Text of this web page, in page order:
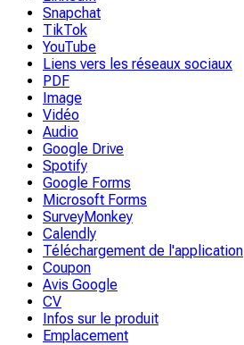
Snapchat
TikTok
YouTube
Liens vers les réseaux sociaux
PDF
Image
Vidéo
Audio
Google Drive
Spotify
Google Forms
Microsoft Forms
SurveyMonkey
Calendly
Téléchargement de l'application
Coupon
Avis Google
CV
Infos sur le produit
Emplacement